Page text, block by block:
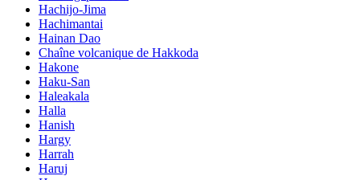
Hachijo-Jima
Hachimantai
Hainan Dao
Chaîne volcanique de Hakkoda
Hakone
Haku-San
Haleakala
Halla
Hanish
Hargy
Harrah
Haruj